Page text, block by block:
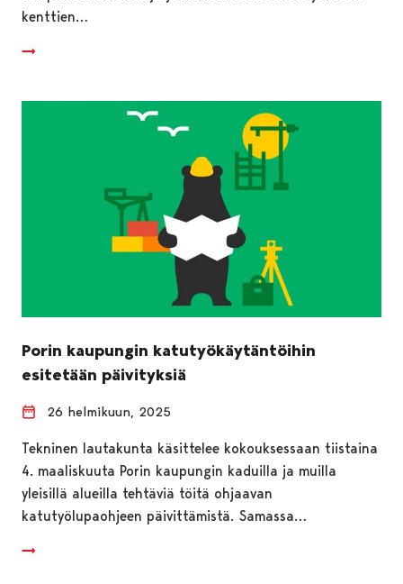
kenttien…
Porin kaupungin katutyökäytäntöihin
esitetään päivityksiä
26 helmikuun, 2025
Tekninen lautakunta käsittelee kokouksessaan tiistaina
4. maaliskuuta Porin kaupungin kaduilla ja muilla
yleisillä alueilla tehtäviä töitä ohjaavan
katutyölupaohjeen päivittämistä. Samassa…